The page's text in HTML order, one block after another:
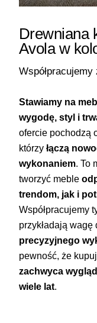
Drewniana
Avola w
Stawiamy na
wygodę, styl i
ofercie pochodzą
którzy łączą
wykonaniem. To
tworzyć meble
trendom, jak i
Współpracujemy
przykładają wagę
precyzyjnego
pewność, że
zachwyca
wiele lat.